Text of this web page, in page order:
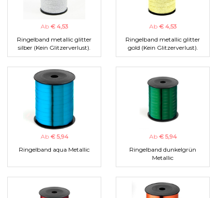
Ab € 4,53
Ringelband metallic glitter
silber (Kein Glitzerverlust).
Ab € 4,53
Ringelband metallic glitter
gold (Kein Glitzerverlust).
Ab € 5,94
Ringelband aqua Metallic
Ab € 5,94
Ringelband dunkelgrün
Metallic